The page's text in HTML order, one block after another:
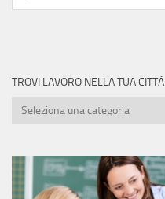
per:
TROVI LAVORO NELLA TUA CITTÀ
Trovi
tua
città